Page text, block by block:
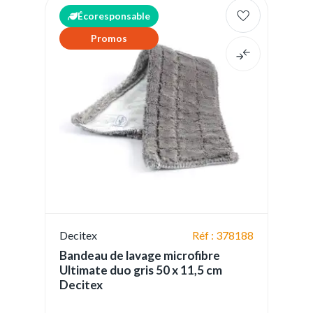
Écoresponsable
Promos
Decitex Réf : 378188
Bandeau de lavage microfibre
Ultimate duo gris 50 x 11,5 cm
Decitex